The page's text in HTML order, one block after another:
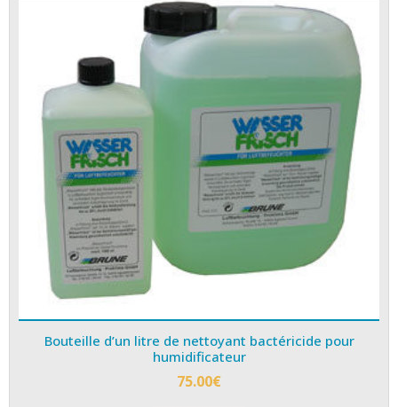
Bouteille d’un litre de nettoyant bactéricide pour
humidificateur
75.00€